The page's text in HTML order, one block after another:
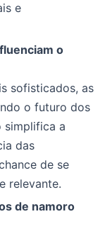
e
o
sofisticados, as
o futuro dos
simplifica a
das
de se
relevante.
de namoro